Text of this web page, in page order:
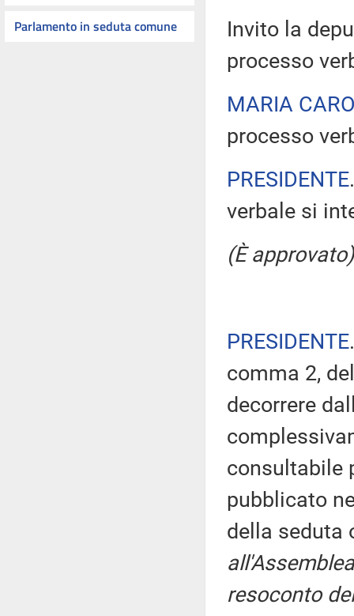
Parlamento in seduta comune
Invito la
processo
MARIA
processo
PRESIDENTE
verbale si
(È approvato)
PRESIDENTE
comma 2,
decorrere
consultabile
pubblicato
della seduta
resoconto